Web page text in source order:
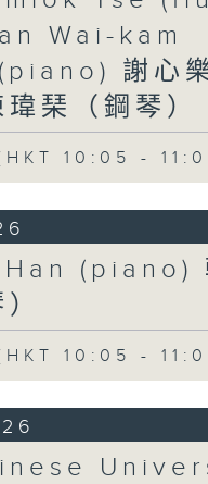
Wai-kam
謝心
琹（鋼琴）
10:05 -
(piano)
10:05 -